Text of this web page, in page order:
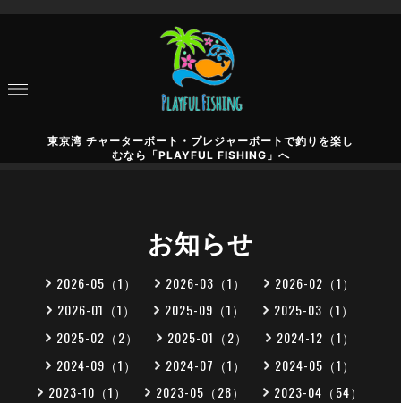
東京湾 チャーターボート・プレジャーボートで釣りを楽し
むなら「PLAYFUL FISHING」へ
お知らせ
2026-05（1） 2026-03（1）
2026-02（1）
2026-01（1）
2025-09（1）
2025-03（1）
2025-02（2）
2025-01（2）
2024-12（1）
2024-09（1）
2024-07（1）
2024-05（1）
2023-10（1）
2023-05（28）
2023-04（54）